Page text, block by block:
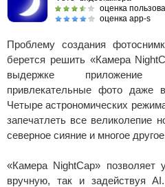
оценка
оценка app-s
Проблему создания
берется решить «Камера
выдержке приложение
привлекательные фото даже
Четыре астрономических
запечатлеть все великолепие
северное сияние и многое
«Камера NightCap» позволяет
вручную, так и задействуя